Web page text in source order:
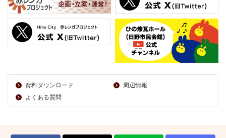
資料ダウンロード
周辺情報
よくある質問